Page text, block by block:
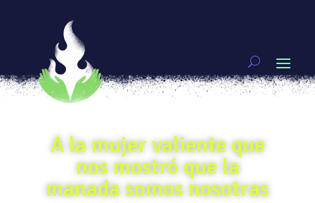
A la mujer valiente que
nos mostró que la
manada somos nosotras